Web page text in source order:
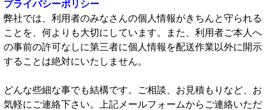
プライバシーポリシー
弊社では、利用者のみなさんの個人情報がきちんと守られる
ことを、何よりも大切にしています。また、利用者ご本人へ
の事前の許可なしに第三者に個人情報を配送作業以外に開示
することは絶対にいたしません。
どんな些細な事でも結構です。ご相談、お見積もりなど、お
気軽にご連絡下さい。上記メールフォームからご連絡いただ